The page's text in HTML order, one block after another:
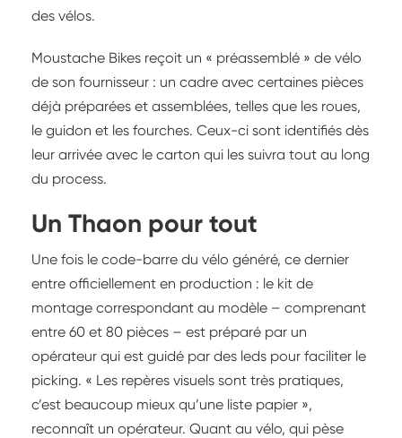
des vélos.
Moustache Bikes reçoit un « préassemblé » de vélo
de son fournisseur : un cadre avec certaines pièces
déjà préparées et assemblées, telles que les roues,
le guidon et les fourches. Ceux-ci sont identifiés dès
leur arrivée avec le carton qui les suivra tout au long
du process.
Un Thaon pour tout
Une fois le code-barre du vélo généré, ce dernier
entre officiellement en production : le kit de
montage correspondant au modèle – comprenant
entre 60 et 80 pièces – est préparé par un
opérateur qui est guidé par des leds pour faciliter le
picking. « Les repères visuels sont très pratiques,
c’est beaucoup mieux qu’une liste papier »,
reconnaît un opérateur. Quant au vélo, qui pèse